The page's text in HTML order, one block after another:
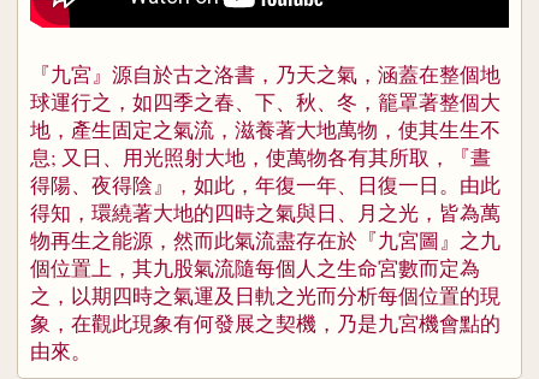
『九宮』源自於古之洛書，乃天之氣，涵蓋在整個地
球運行之，如四季之春、下、秋、冬，籠罩著整個大
地，產生固定之氣流，滋養著大地萬物，使其生生不
息; 又日、用光照射大地，使萬物各有其所取，『晝
得陽、夜得陰』，如此，年復一年、日復一日。由此
得知，環繞著大地的四時之氣與日、月之光，皆為萬
物再生之能源，然而此氣流盡存在於『九宮圖』之九
個位置上，其九股氣流隨每個人之生命宮數而定為
之，以期四時之氣運及日軌之光而分析每個位置的現
象，在觀此現象有何發展之契機，乃是九宮機會點的
由來。